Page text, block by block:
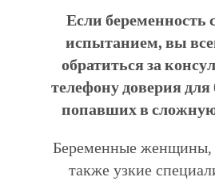
Если беременность
испытанием, вы
обратиться за
телефону доверия
попавших в
Беременные женщины,
также узкие